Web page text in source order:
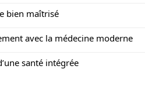
bien maîtrisé
avec la médecine moderne
santé intégrée